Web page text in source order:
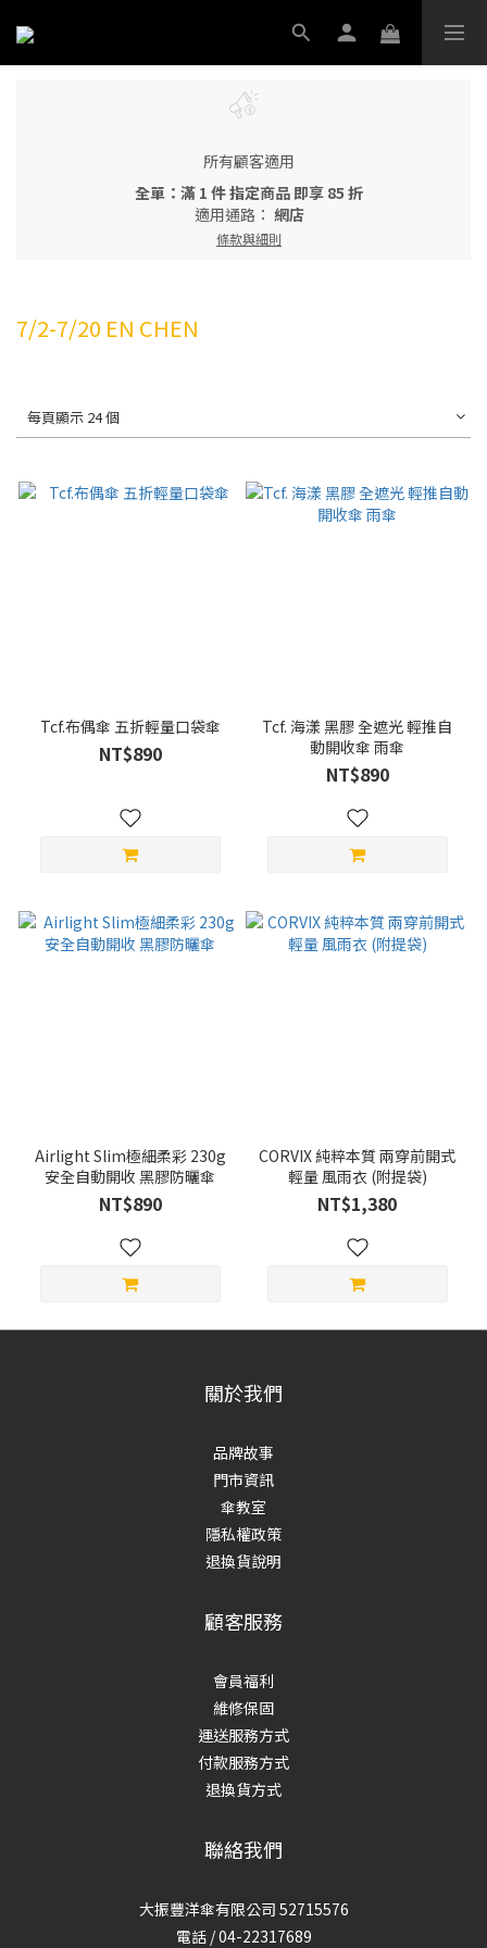
所有顧客適用
全單：滿 1 件 指定商品 即享 85 折
適用通路： 網店
條款與細則
7/2-7/20 EN CHEN
每頁顯示 24 個
Tcf.布偶傘 五折輕量口袋傘
NT$890
Tcf. 海漾 黑膠 全遮光 輕推自
動開收傘 雨傘
NT$890
Airlight Slim極細柔彩 230g
安全自動開收 黑膠防曬傘
NT$890
CORVIX 純粹本質 兩穿前開式
輕量 風雨衣 (附提袋)
NT$1,380
關於我們
品牌故事
門市資訊
傘教室
隱私權政策
退換貨說明
顧客服務
會員福利
維修保固
運送服務方式
付款服務方式
退換貨方式
聯絡我們
大振豐洋傘有限公司 52715576
電話 / 04-22317689